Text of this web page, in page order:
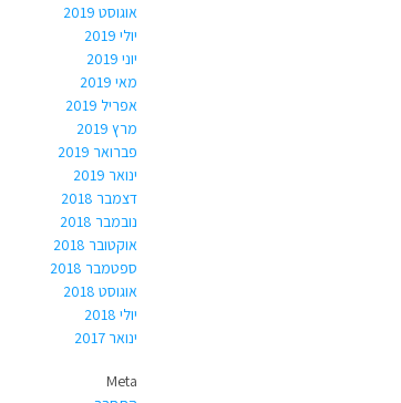
אוגוסט 2019
יולי 2019
יוני 2019
מאי 2019
אפריל 2019
מרץ 2019
פברואר 2019
ינואר 2019
דצמבר 2018
נובמבר 2018
אוקטובר 2018
ספטמבר 2018
אוגוסט 2018
יולי 2018
ינואר 2017
Meta